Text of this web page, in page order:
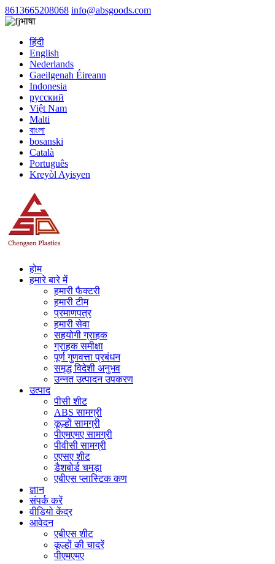
8613665208068 info@absgoods.com
भाषा
हिंदी
English
Nederlands
Gaeilgenah Éireann
Indonesia
русский
Việt Nam
Malti
বাংলা
bosanski
Català
Português
Kreyòl Ayisyen
होम
हमारे बारे में
हमारी फैक्टरी
हमारी टीम
प्रमाणपत्र
हमारी सेवा
सहयोगी ग्राहक
ग्राहक समीक्षा
पूर्ण गुणवत्ता प्रबंधन
समृद्ध विदेशी अनुभव
उन्नत उत्पादन उपकरण
उत्पाद
पीसी शीट
ABS सामग्री
कूल्हों सामग्री
पीएमएमए सामग्री
पीवीसी सामग्री
एएसए शीट
डैशबोर्ड चमड़ा
एबीएस प्लास्टिक कण
ज्ञान
संपर्क करें
वीडियो केंद्र
आवेदन
एबीएस शीट
कूल्हों की चादरें
पीएमएमए